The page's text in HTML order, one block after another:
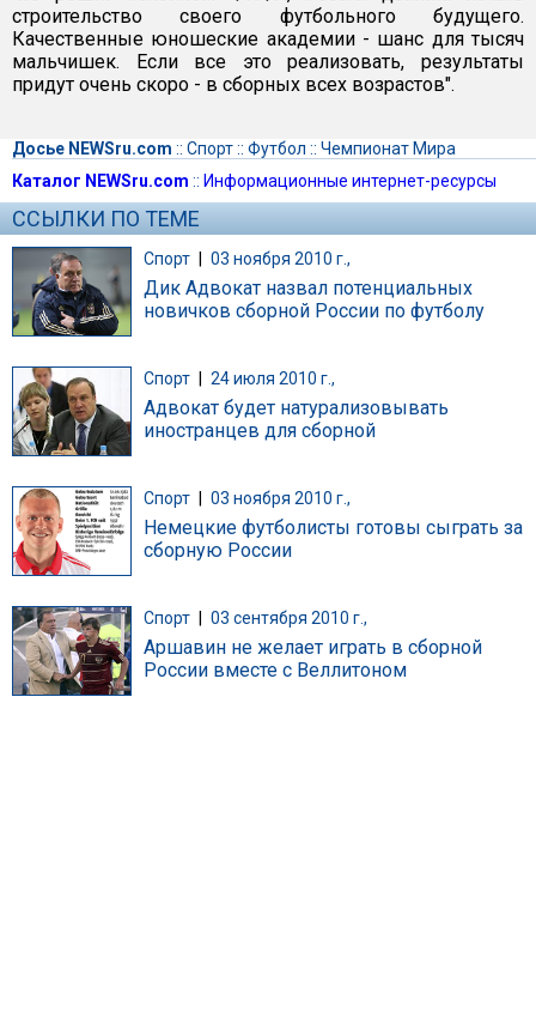
строительство своего футбольного будущего.
Качественные юношеские академии - шанс для тысяч
мальчишек. Если все это реализовать, результаты
придут очень скоро - в сборных всех возрастов".
Досье NEWSru.com :: Спорт:: Футбол :: Чемпионат Мира
Каталог NEWSru.com :: Информационные интернет-ресурсы
ССЫЛКИ ПО ТЕМЕ
Спорт | 03 ноября 2010 г.,
Дик Адвокат назвал потенциальных
новичков сборной России по футболу
Спорт 24 июля 2010 г.,
Адвокат будет натурализовывать
иностранцев для сборной
Спорт 03 ноября 2010 г.,
Немецкие футболисты готовы сыграть за
сборную России
Спорт 03 сентября 2010 г.,
Аршавин не желает играть в сборной
России вместе с Веллитоном